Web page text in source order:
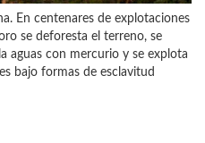
En centenares de explotaciones
se deforesta el terreno, se
aguas con mercurio y se explota
bajo formas de esclavitud